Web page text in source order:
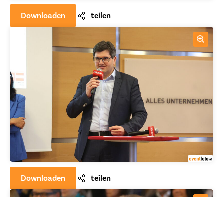
Downloaden teilen
Downloaden teilen